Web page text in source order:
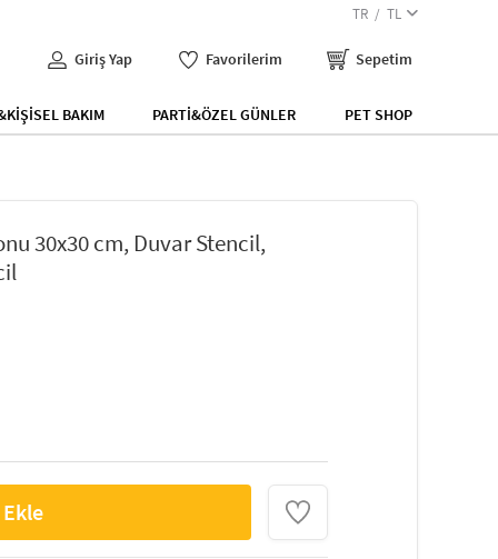
TR TL
Giriş Yap Favorilerim Sepetim
BAKIM PARTİ&ÖZEL GÜNLER PET SHOP
30x30 cm, Duvar Stencil,